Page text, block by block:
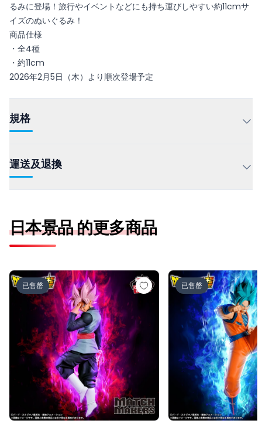
るみに登場！旅行やイベントなどにも持ち運びしやすい約11cmサ
イズのぬいぐるみ！
商品仕様
・全4種
・約11cm
2026年2月5日（木）より順次登場予定
規格
運送及退換
日本景品 的更多商品
ドラゴンボール超 MATCH MAKERS ゴクウブラック-超サ
已售罄
ドラゴンボール超
已售罄